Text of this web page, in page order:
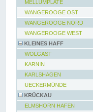
MELLUMPLATE
WANGEROOGE OST
WANGEROOGE NORD
WANGEROOGE WEST
KLEINES HAFF
WOLGAST
KARNIN
KARLSHAGEN
UECKERMÜNDE
KRÜCKAU
ELMSHORN HAFEN